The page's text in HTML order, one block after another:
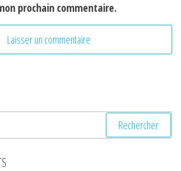
prochain commentaire.